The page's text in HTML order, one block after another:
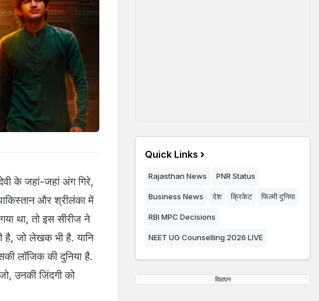
के जहां-जहां अंग गिरे,
और श्रीलंका में
था, तो इस सीरीज ने
है, जो लेखक भी है. यानि
लॉजिक की दुनिया है.
उनकी जिंदगी को
Quick Links
Rajasthan News PNR Status
Business News देश क्रिकेट फिल्मी दुनिया
RBI MPC Decisions
NEET UG Counselling 2026 LIVE
विज्ञापन